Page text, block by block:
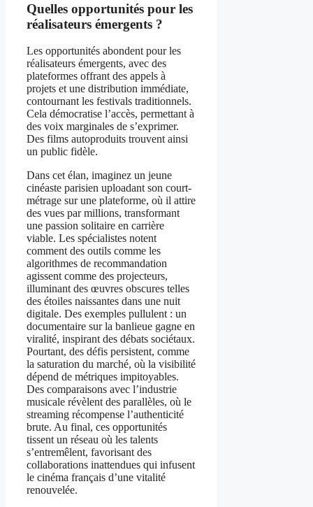
Quelles opportunités pour les
réalisateurs émergents ?
Les opportunités abondent pour les
réalisateurs émergents, avec des
plateformes offrant des appels à
projets et une distribution immédiate,
contournant les festivals traditionnels.
Cela démocratise l’accès, permettant à
des voix marginales de s’exprimer.
Des films autoproduits trouvent ainsi
un public fidèle.
Dans cet élan, imaginez un jeune
cinéaste parisien uploadant son court-
métrage sur une plateforme, où il attire
des vues par millions, transformant
une passion solitaire en carrière
viable. Les spécialistes notent
comment des outils comme les
algorithmes de recommandation
agissent comme des projecteurs,
illuminant des œuvres obscures telles
des étoiles naissantes dans une nuit
digitale. Des exemples pullulent : un
documentaire sur la banlieue gagne en
viralité, inspirant des débats sociétaux.
Pourtant, des défis persistent, comme
la saturation du marché, où la visibilité
dépend de métriques impitoyables.
Des comparaisons avec l’industrie
musicale révèlent des parallèles, où le
streaming récompense l’authenticité
brute. Au final, ces opportunités
tissent un réseau où les talents
s’entremêlent, favorisant des
collaborations inattendues qui infusent
le cinéma français d’une vitalité
renouvelée.